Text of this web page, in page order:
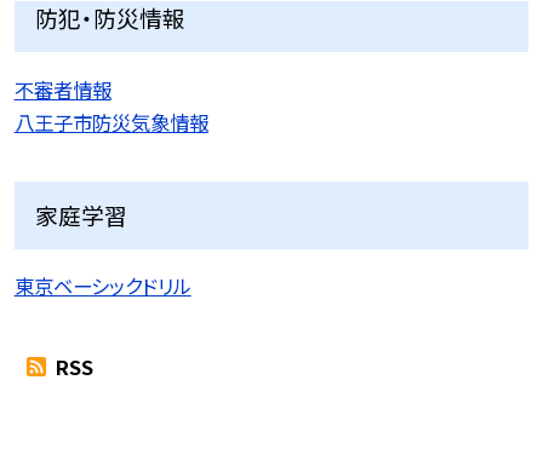
防犯・防災情報
不審者情報
八王子市防災気象情報
家庭学習
東京ベーシックドリル
RSS